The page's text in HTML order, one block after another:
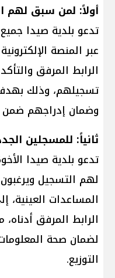
أولاً: لمن سبق لهم
تدعو بلدية صيدا
عبر المنصة
الرابط المرفق
تسجيلهم، وذلك
وضمان إدراجهم ضمن
ثانياً: للمسجلين
تدعو بلدية صيدا
لهم التسجيل
المساعدات العينية،
الرابط المرفق
لضمان صحة
التوزيع.